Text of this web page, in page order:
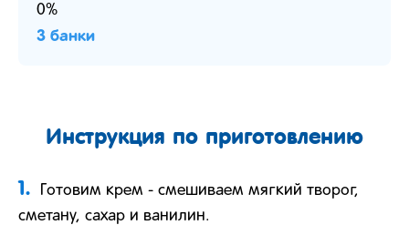
0%
3 банки
Инструкция по приготовлению
1.
Готовим крем - смешиваем мягкий творог,
сметану, сахар и ванилин.